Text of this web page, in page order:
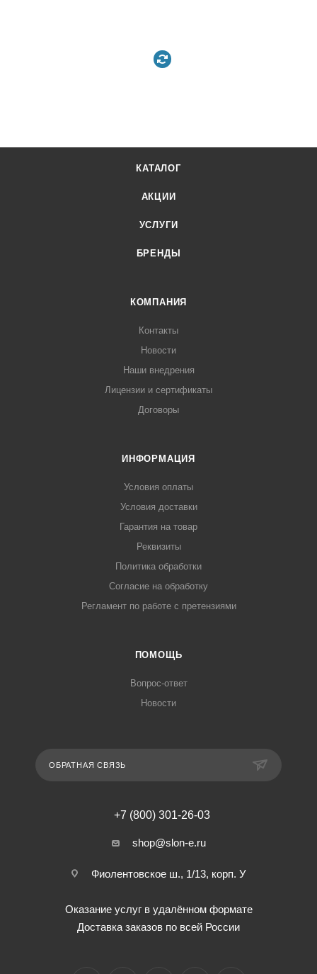
КАТАЛОГ
АКЦИИ
УСЛУГИ
БРЕНДЫ
КОМПАНИЯ
Контакты
Новости
Наши внедрения
Лицензии и сертификаты
Договоры
ИНФОРМАЦИЯ
Условия оплаты
Условия доставки
Гарантия на товар
Реквизиты
Политика обработки
Согласие на обработку
Регламент по работе с претензиями
ПОМОЩЬ
Вопрос-ответ
Новости
ОБРАТНАЯ СВЯЗЬ
+7 (800) 301-26-03
shop@slon-e.ru
Фиолентовское ш., 1/13, корп. У
Оказание услуг в удалённом формате
Доставка заказов по всей России